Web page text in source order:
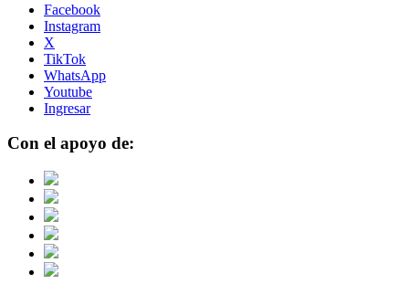
Facebook
Instagram
X
TikTok
WhatsApp
Youtube
Ingresar
Con el apoyo de: